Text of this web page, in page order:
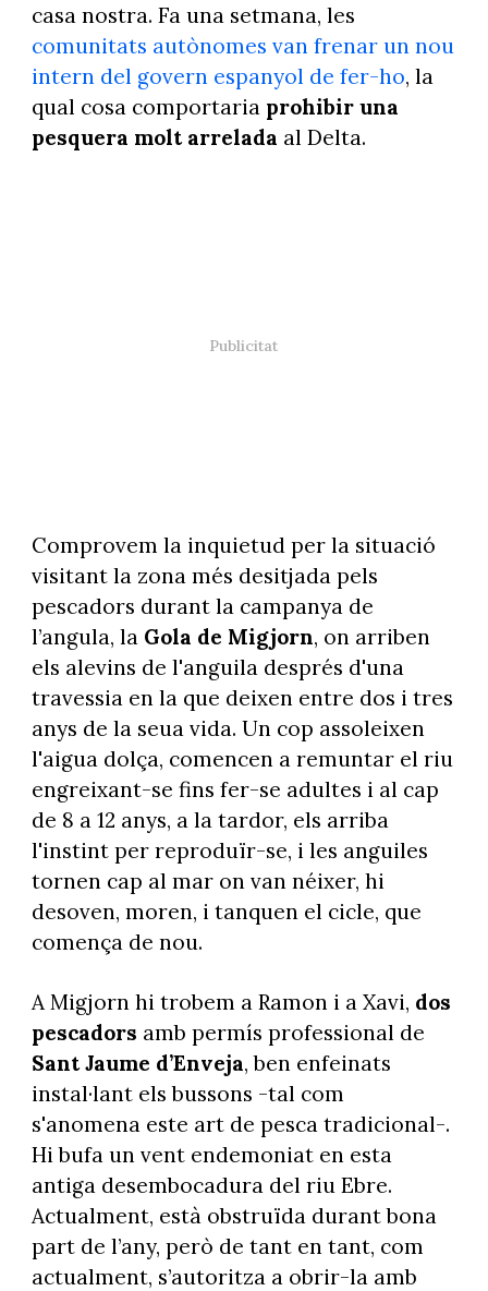
casa nostra. Fa una setmana, les
comunitats autònomes van frenar un nou
intern del govern espanyol de fer-ho, la
qual cosa comportaria prohibir una
pesquera molt arrelada al Delta.
Comprovem la inquietud per la situació
visitant la zona més desitjada pels
pescadors durant la campanya de
l’angula, la Gola de Migjorn, on arriben
els alevins de l'anguila després d'una
travessia en la que deixen entre dos i tres
anys de la seua vida. Un cop assoleixen
l'aigua dolça, comencen a remuntar el riu
engreixant-se fins fer-se adultes i al cap
de 8 a 12 anys, a la tardor, els arriba
l'instint per reproduïr-se, i les anguiles
tornen cap al mar on van néixer, hi
desoven, moren, i tanquen el cicle, que
comença de nou.
A Migjorn hi trobem a Ramon i a Xavi, dos
pescadors amb permís professional de
Sant Jaume d’Enveja, ben enfeinats
instal·lant els bussons -tal com
s'anomena este art de pesca tradicional-.
Hi bufa un vent endemoniat en esta
antiga desembocadura del riu Ebre.
Actualment, està obstruïda durant bona
part de l’any, però de tant en tant, com
actualment, s’autoritza a obrir-la amb